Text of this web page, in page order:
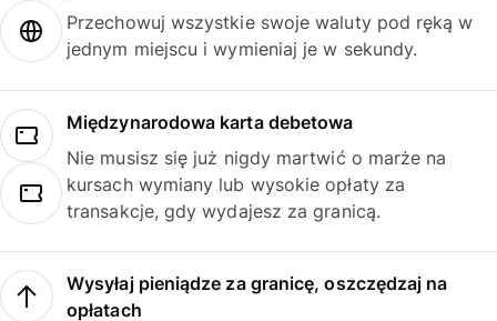
Przechowuj wszystkie swoje waluty pod ręką w
jednym miejscu i wymieniaj je w sekundy.
Międzynarodowa karta debetowa
Nie musisz się już nigdy martwić o marże na
kursach wymiany lub wysokie opłaty za
transakcje, gdy wydajesz za granicą.
Wysyłaj pieniądze za granicę, oszczędzaj na
opłatach